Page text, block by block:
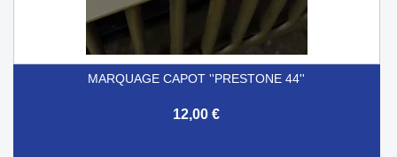
MARQUAGE CAPOT ''PRESTONE 44''
12,00 €